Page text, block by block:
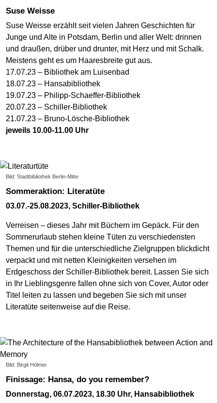
Suse Weisse
Suse Weisse erzählt seit vielen Jahren Geschichten für
Junge und Alte in Potsdam, Berlin und aller Welt: drinnen
und draußen, drüber und drunter, mit Herz und mit Schalk.
Meistens geht es um Haaresbreite gut aus.
17.07.23 – Bibliothek am Luisenbad
18.07.23 – Hansabibliothek
19.07.23 – Philipp-Schaeffer-Bibliothek
20.07.23 – Schiller-Bibliothek
21.07.23 – Bruno-Lösche-Bibliothek
jeweils 10.00-11.00 Uhr
Bild: Stadtbibliothek Berlin-Mitte
Sommeraktion: Literatüte
03.07.-25.08.2023, Schiller-Bibliothek
Verreisen – dieses Jahr mit Büchern im Gepäck. Für den
Sommerurlaub stehen kleine Tüten zu verschiedensten
Themen und für die unterschiedliche Zielgruppen blickdicht
verpackt und mit netten Kleinigkeiten versehen im
Erdgeschoss der Schiller-Bibliothek bereit. Lassen Sie sich
in Ihr Lieblingsgenre fallen ohne sich von Cover, Autor oder
Titel leiten zu lassen und begeben Sie sich mit unser
Literatüte seitenweise auf die Reise.
Bild: Birgit Hölmer
Finissage: Hansa, do you remember?
Donnerstag, 06.07.2023, 18.30 Uhr, Hansabibliothek